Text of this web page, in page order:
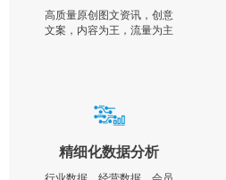
高质量原创图文资讯，创意
文案，内容为王，流量为主
精细化数据分析